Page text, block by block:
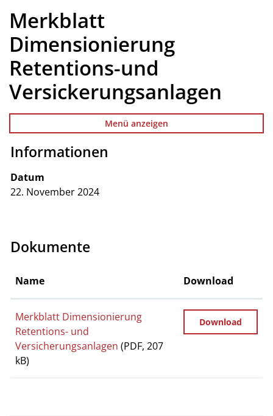
Merkblatt
Dimensionierung
Retentions-und
Versickerungsanlagen
Menü anzeigen
Informationen
Datum
22. November 2024
Dokumente
Name Download
Merkblatt Dimensionierung
Retentions- und
Versicherungsanlagen (PDF, 207
kB)
Download